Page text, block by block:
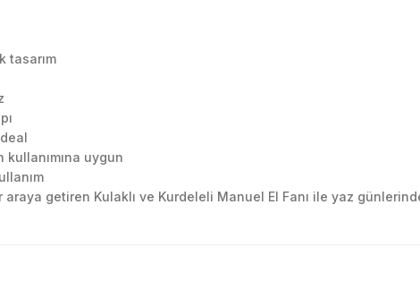
tasarım
kullanımına uygun
araya getiren Kulaklı ve Kurdeleli Manuel El Fanı ile yaz